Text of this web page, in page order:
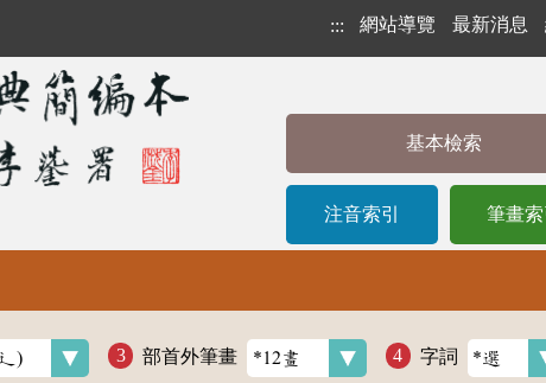
::: 網站導覽 最新消息
基本檢索
注音索引 筆畫索
部首外筆畫 字詞